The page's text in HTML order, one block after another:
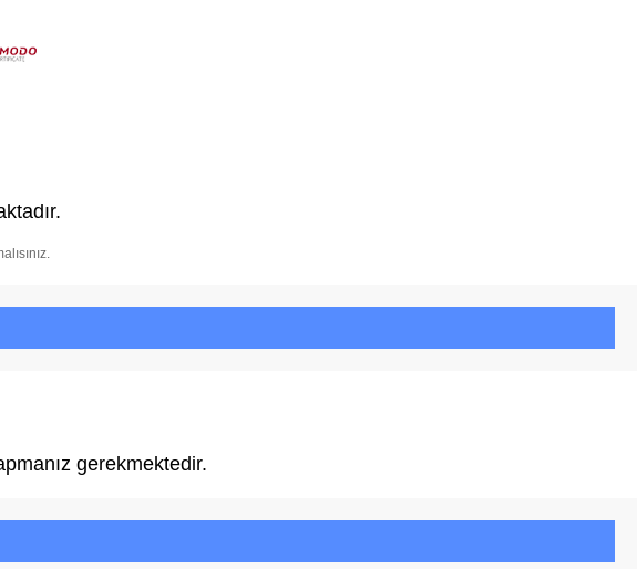
gerekmektedir.